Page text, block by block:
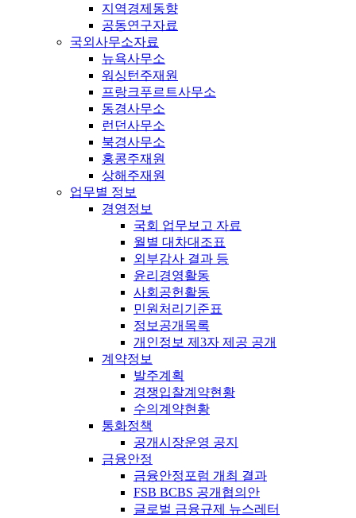
지역경제동향
공동연구자료
국외사무소자료
뉴욕사무소
워싱턴주재원
프랑크푸르트사무소
동경사무소
런던사무소
북경사무소
홍콩주재원
상해주재원
업무별 정보
경영정보
국회 업무보고 자료
월별 대차대조표
외부감사 결과 등
윤리경영활동
사회공헌활동
민원처리기준표
정보공개목록
개인정보 제3자 제공 공개
계약정보
발주계획
경쟁입찰계약현황
수의계약현황
통화정책
공개시장운영 공지
금융안정
금융안정포럼 개최 결과
FSB BCBS 공개협의안
글로벌 금융규제 뉴스레터